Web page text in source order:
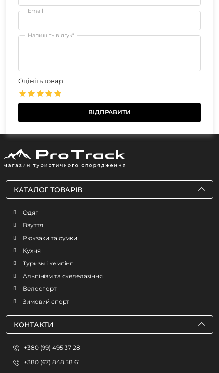
Email
Напишіть відгук*
Оцініть товар
КАТАЛОГ ТОВАРІВ
Одяг
Взуття
Рюкзаки та сумки
Кухня
Туризм і кемпінг
Альпінізм та скелелазіння
Велоспорт
Зимовий спорт
КОНТАКТИ
+380 (99) 495 37 28
+380 (67) 848 58 61